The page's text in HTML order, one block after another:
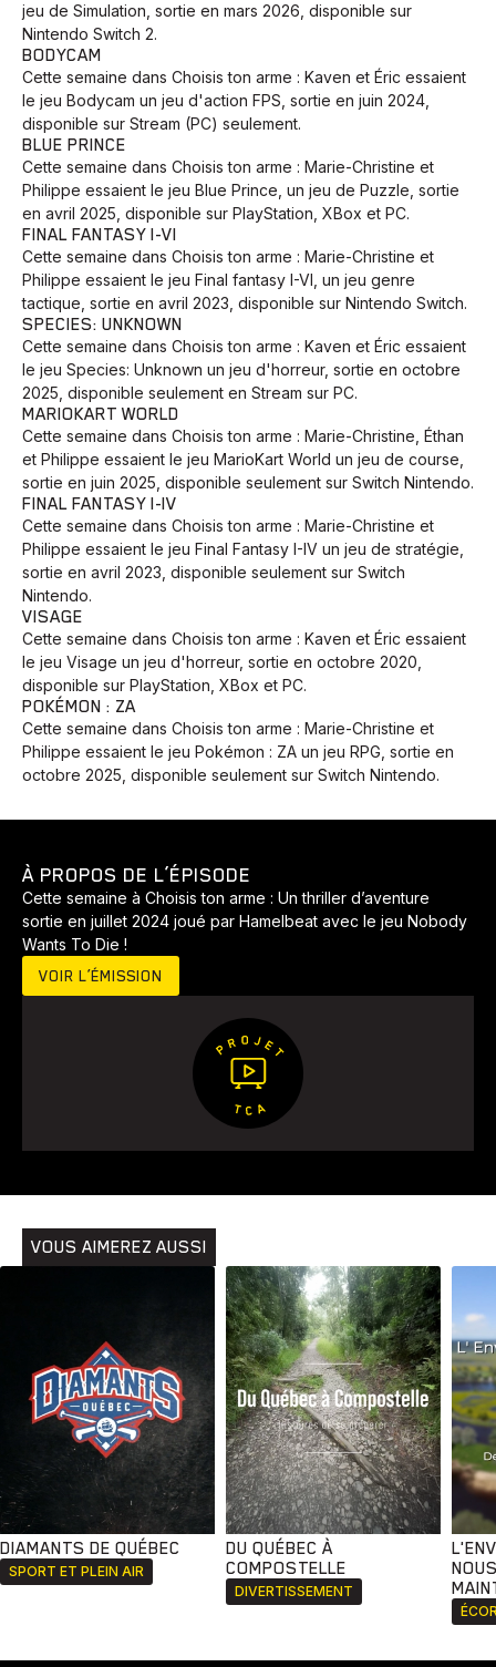
jeu de Simulation, sortie en mars 2026, disponible sur
Nintendo Switch 2.
BODYCAM
Cette semaine dans Choisis ton arme : Kaven et Éric essaient
le jeu Bodycam un jeu d'action FPS, sortie en juin 2024,
disponible sur Stream (PC) seulement.
BLUE PRINCE
Cette semaine dans Choisis ton arme : Marie-Christine et
Philippe essaient le jeu Blue Prince, un jeu de Puzzle, sortie
en avril 2025, disponible sur PlayStation, XBox et PC.
FINAL FANTASY I-VI
Cette semaine dans Choisis ton arme : Marie-Christine et
Philippe essaient le jeu Final fantasy I-VI, un jeu genre
tactique, sortie en avril 2023, disponible sur Nintendo Switch.
SPECIES: UNKNOWN
Cette semaine dans Choisis ton arme : Kaven et Éric essaient
le jeu Species: Unknown un jeu d'horreur, sortie en octobre
2025, disponible seulement en Stream sur PC.
MARIOKART WORLD
Cette semaine dans Choisis ton arme : Marie-Christine, Éthan
et Philippe essaient le jeu MarioKart World un jeu de course,
sortie en juin 2025, disponible seulement sur Switch Nintendo.
FINAL FANTASY I-IV
Cette semaine dans Choisis ton arme : Marie-Christine et
Philippe essaient le jeu Final Fantasy I-IV un jeu de stratégie,
sortie en avril 2023, disponible seulement sur Switch
Nintendo.
VISAGE
Cette semaine dans Choisis ton arme : Kaven et Éric essaient
le jeu Visage un jeu d'horreur, sortie en octobre 2020,
disponible sur PlayStation, XBox et PC.
POKÉMON : ZA
Cette semaine dans Choisis ton arme : Marie-Christine et
Philippe essaient le jeu Pokémon : ZA un jeu RPG, sortie en
octobre 2025, disponible seulement sur Switch Nintendo.
À PROPOS DE L’ÉPISODE
Cette semaine à Choisis ton arme : Un thriller d’aventure
sortie en juillet 2024 joué par Hamelbeat avec le jeu Nobody
Wants To Die !
VOIR L’ÉMISSION
VOUS AIMEREZ AUSSI
DIAMANTS DE QUÉBEC
SPORT ET PLEIN AIR
DU QUÉBEC À
COMPOSTELLE
DIVERTISSEMENT